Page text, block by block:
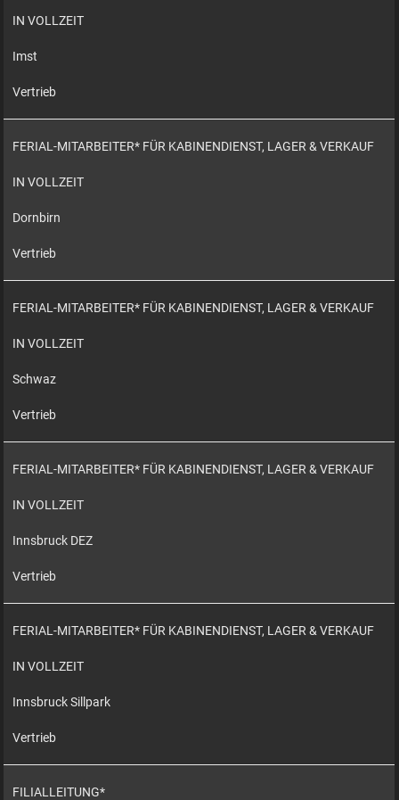
IN VOLLZEIT
Imst
Vertrieb
FERIAL-MITARBEITER* FÜR KABINENDIENST, LAGER & VERKAUF
IN VOLLZEIT
Dornbirn
Vertrieb
FERIAL-MITARBEITER* FÜR KABINENDIENST, LAGER & VERKAUF
IN VOLLZEIT
Schwaz
Vertrieb
FERIAL-MITARBEITER* FÜR KABINENDIENST, LAGER & VERKAUF
IN VOLLZEIT
Innsbruck DEZ
Vertrieb
FERIAL-MITARBEITER* FÜR KABINENDIENST, LAGER & VERKAUF
IN VOLLZEIT
Innsbruck Sillpark
Vertrieb
FILIALLEITUNG*